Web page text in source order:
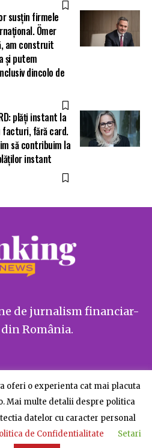
susțin firmele
Ömer
am construit
și putem
dincolo de
plăți instant la
facturi, fără card.
să contribuim la
instant
de jurnalism financiar-
România.
Contact Publicitate
oferi o experienta cat mai placuta
Mai multe detalii despre politica
datelor cu caracter personal
de Confidentialitate Setari